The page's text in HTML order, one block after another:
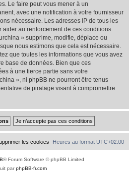
Le faire peut vous mener à un
avec une notification à votre fournisseur
nécessaire. Les adresses IP de tous les
au renforcement de ces conditions.
» supprime, modifie, déplace ou
nous estimons que cela est nécessaire.
que toutes les informations que vous avez
base de données. Bien que ces
à une tierce partie sans votre
», ni phpBB ne pourront être tenus
de piratage visant à compromettre
Heures au format UTC+02:00
les cookies
® Forum Software © phpBB Limited
parphpBB-fr.com